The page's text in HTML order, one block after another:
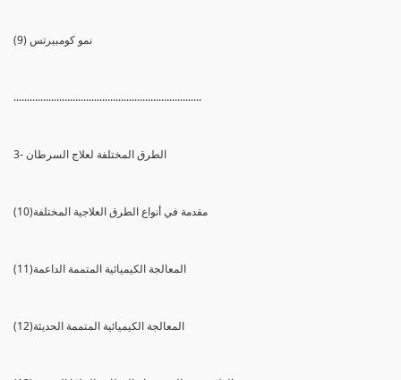
(9) نمو كومبيرتس
......................................................................
3- الطرق المختلفة لعلاج السرطان
(10)مقدمة في أنواع الطرق العلاجية المختلفة
(11)المعالجة الكيميائية المتممة الداعمة
(12)المعالجة الكيميائية المتممة الحديثة